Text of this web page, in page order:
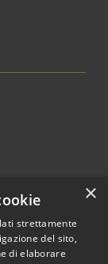
×
strettamente
del sito,
di elaborare